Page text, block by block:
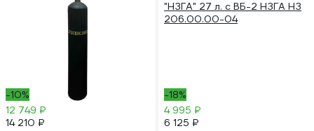
-10%
12 749 ₽
14 210 ₽
-18%
4 995 ₽
6 125 ₽